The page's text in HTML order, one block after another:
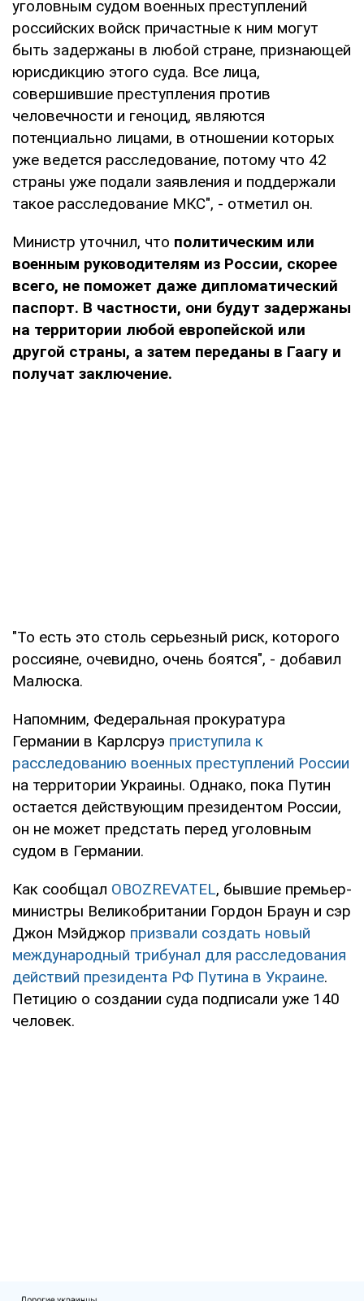
уголовным судом военных преступлений
российских войск причастные к ним могут
быть задержаны в любой стране, признающей
юрисдикцию этого суда. Все лица,
совершившие преступления против
человечности и геноцид, являются
потенциально лицами, в отношении которых
уже ведется расследование, потому что 42
страны уже подали заявления и поддержали
такое расследование МКС", - отметил он.
Министр уточнил, что политическим или
военным руководителям из России, скорее
всего, не поможет даже дипломатический
паспорт. В частности, они будут задержаны
на территории любой европейской или
другой страны, а затем переданы в Гаагу и
получат заключение.
"То есть это столь серьезный риск, которого
россияне, очевидно, очень боятся", - добавил
Малюска.
Напомним, Федеральная прокуратура
Германии в Карлсруэ приступила к
расследованию военных преступлений России
на территории Украины. Однако, пока Путин
остается действующим президентом России,
он не может предстать перед уголовным
судом в Германии.
Как сообщал OBOZREVATEL, бывшие премьер-
министры Великобритании Гордон Браун и сэр
Джон Мэйджор призвали создать новый
международный трибунал для расследования
действий президента РФ Путина в Украине.
Петицию о создании суда подписали уже 140
человек.